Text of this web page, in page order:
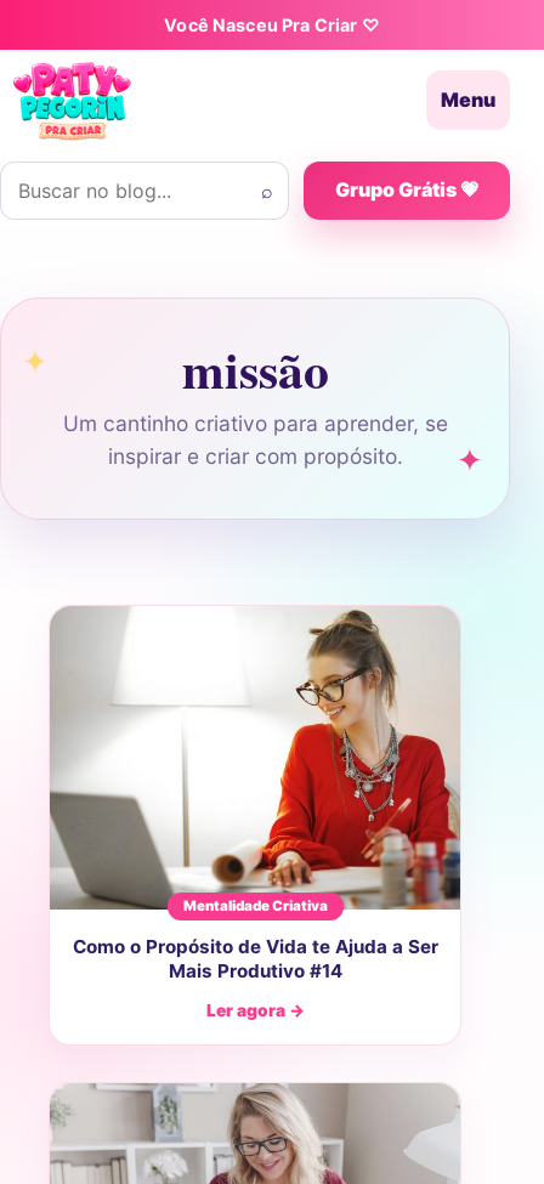
Pular para o conteúdoVocê Nasceu Pra Criar ♡
Menu
Buscar por:
⌕ Grupo Grátis 💗
missão
Um cantinho criativo para aprender, se
inspirar e criar com propósito.
Mentalidade Criativa
Como o Propósito de Vida te Ajuda a Ser
Mais Produtivo #14
Ler agora →